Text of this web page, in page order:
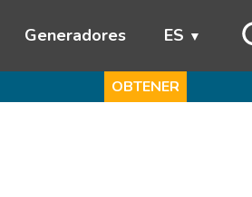
Generadores ES
OBTENER